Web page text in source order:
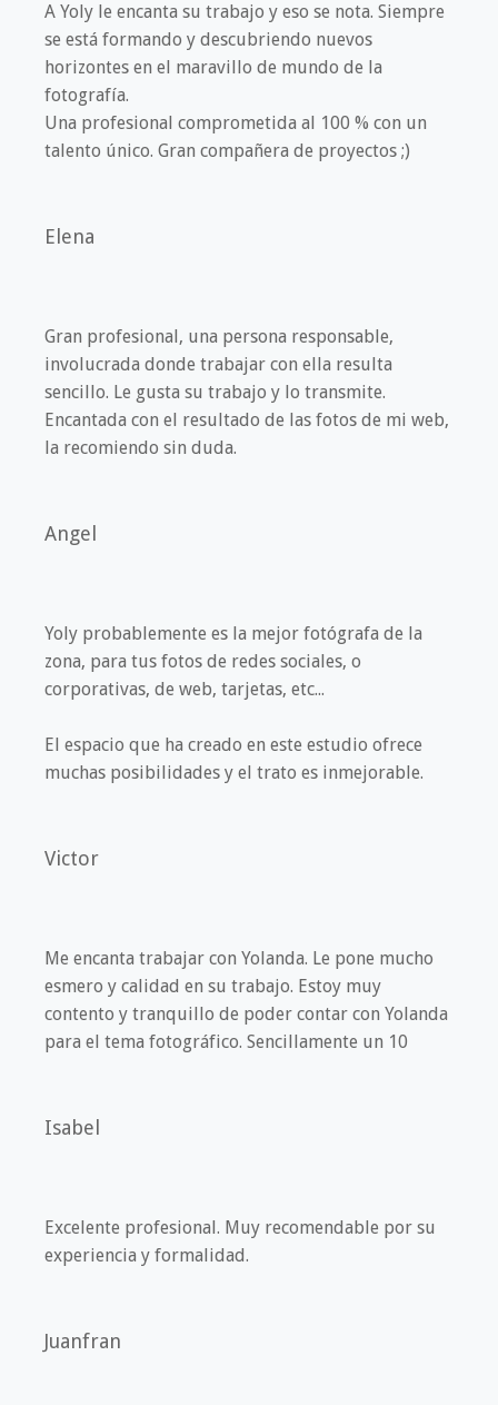
A Yoly le encanta su trabajo y eso se nota. Siempre
se está formando y descubriendo nuevos
horizontes en el maravillo de mundo de la
fotografía.
Una profesional comprometida al 100 % con un
talento único. Gran compañera de proyectos ;)
Elena
Gran profesional, una persona responsable,
involucrada donde trabajar con ella resulta
sencillo. Le gusta su trabajo y lo transmite.
Encantada con el resultado de las fotos de mi web,
la recomiendo sin duda.
Angel
Yoly probablemente es la mejor fotógrafa de la
zona, para tus fotos de redes sociales, o
corporativas, de web, tarjetas, etc...
El espacio que ha creado en este estudio ofrece
muchas posibilidades y el trato es inmejorable.
Victor
Me encanta trabajar con Yolanda. Le pone mucho
esmero y calidad en su trabajo. Estoy muy
contento y tranquillo de poder contar con Yolanda
para el tema fotográfico. Sencillamente un 10
Isabel
Excelente profesional. Muy recomendable por su
experiencia y formalidad.
Juanfran